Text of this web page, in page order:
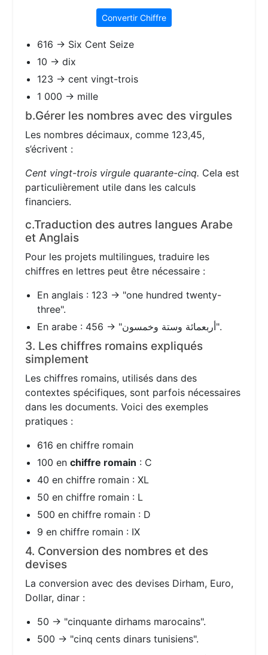
Convertir Chiffre
616 → Six Cent Seize
10 → dix
123 → cent vingt-trois
1 000 → mille
b.Gérer les nombres avec des virgules
Les nombres décimaux, comme 123,45,
s’écrivent :
Cent vingt-trois virgule quarante-cinq. Cela est
particulièrement utile dans les calculs
financiers.
c.Traduction des autres langues Arabe
et Anglais
Pour les projets multilingues, traduire les
chiffres en lettres peut être nécessaire :
En anglais : 123 → "one hundred twenty-
three".
En arabe : 456 → "أربعمائة وستة وخمسون".
3. Les chiffres romains expliqués
simplement
Les chiffres romains, utilisés dans des
contextes spécifiques, sont parfois nécessaires
dans les documents. Voici des exemples
pratiques :
616 en chiffre romain
100 enchiffre romain : C
40 en chiffre romain : XL
50 en chiffre romain : L
500 en chiffre romain : D
9 en chiffre romain : IX
4. Conversion des nombres et des
devises
La conversion avec des devises Dirham, Euro,
Dollar, dinar :
50 → "cinquante dirhams marocains".
500 → "cinq cents dinars tunisiens".